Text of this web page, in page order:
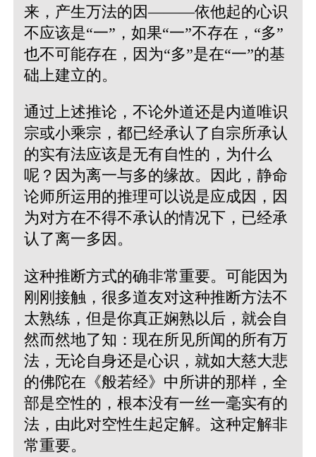
来，产生万法的因———依他起的心识
不应该是“一”，如果“一”不存在，“多”
也不可能存在，因为“多”是在“一”的基
础上建立的。
通过上述推论，不论外道还是内道唯识
宗或小乘宗，都已经承认了自宗所承认
的实有法应该是无有自性的，为什么
呢？因为离一与多的缘故。因此，静命
论师所运用的推理可以说是应成因，因
为对方在不得不承认的情况下，已经承
认了离一多因。
这种推断方式的确非常重要。可能因为
刚刚接触，很多道友对这种推断方法不
太熟练，但是你真正娴熟以后，就会自
然而然地了知：现在所见所闻的所有万
法，无论自身还是心识，就如大慈大悲
的佛陀在《般若经》中所讲的那样，全
部是空性的，根本没有一丝一毫实有的
法，由此对空性生起定解。这种定解非
常重要。